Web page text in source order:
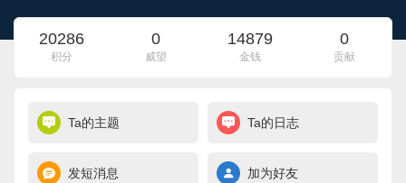
20286
积分
0
威望
14879
金钱
0
贡献
Ta的主题 Ta的日志
发短消息 加为好友